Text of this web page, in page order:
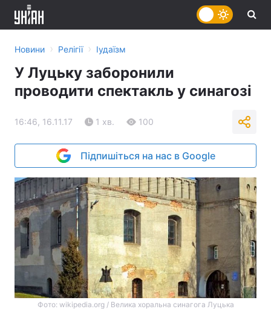
Новини › Релігії › Іудаїзм
У Луцьку заборонили
проводити спектакль у синагозі
16:46, 16.11.17 1 хв. 100
Підпишіться на нас в Google
Фото: wikipedia.org / Велика хоральна синагога Луцька